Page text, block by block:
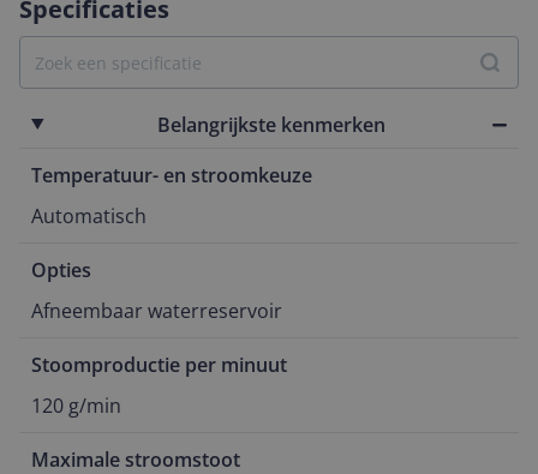
Specificaties
Belangrijkste kenmerken
Temperatuur- en stroomkeuze
Automatisch
Opties
Afneembaar waterreservoir
Stoomproductie per minuut
120 g/min
Maximale stroomstoot